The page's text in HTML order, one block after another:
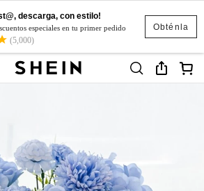
Obténla
descarga, con estilo!
especiales en tu primer pedido
(5,000)